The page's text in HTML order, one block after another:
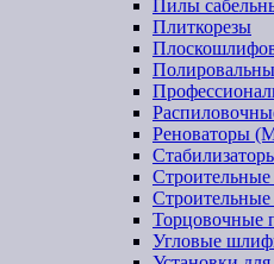
Пилы
Плиткорезы
Реноваторы
Торцовочные
Угловые